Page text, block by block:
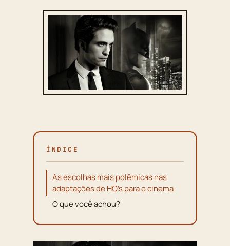
ÍNDICE
As escolhas mais polêmicas nas
adaptações de HQ’s para o cinema
O que você achou?